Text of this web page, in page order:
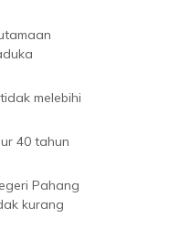
melebihi
40 tahun
Pahang
kurang